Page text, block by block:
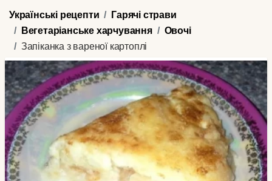
Українські рецепти
Гарячі страви
Вегетаріанське харчування
Овочі
Запіканка з вареної картоплі